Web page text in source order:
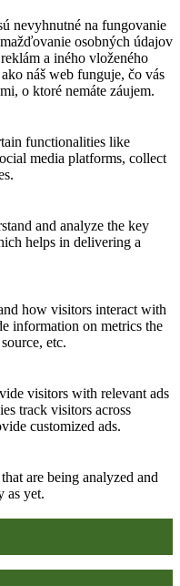
nevyhnutné na fungovanie
osobných údajov
a iného vloženého
náš web funguje, čo vás
o ktoré nemáte záujem.
functionalities like
media platforms, collect
and analyze the key
helps in delivering a
how visitors interact with
information on metrics the
etc.
visitors with relevant ads
track visitors across
customized ads.
are being analyzed and
as yet.